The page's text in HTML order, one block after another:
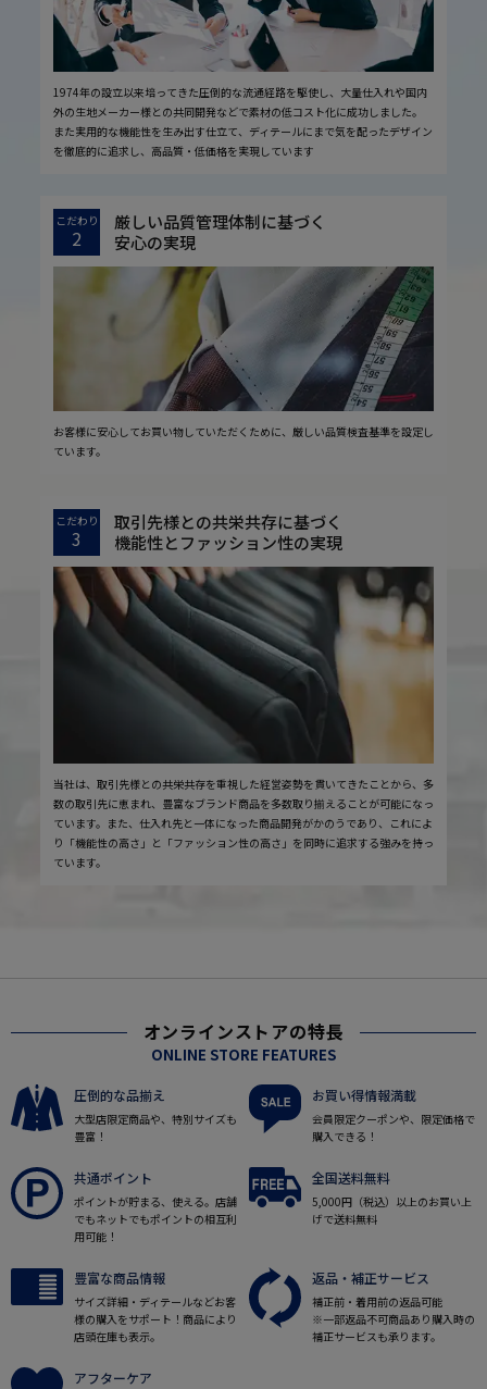
1974年の設立以来培ってきた圧倒的な流通経路を駆使し、大量仕入れや国内
外の生地メーカー様との共同開発などで素材の低コスト化に成功しました。
また実用的な機能性を生み出す仕立て、ディテールにまで気を配ったデザイン
を徹底的に追求し、高品質・低価格を実現しています
こだわり
2
厳しい品質管理体制に基づく
安心の実現
お客様に安心してお買い物していただくために、厳しい品質検査基準を設定し
ています。
こだわり
3
取引先様との共栄共存に基づく
機能性とファッション性の実現
当社は、取引先様との共栄共存を重視した経営姿勢を貫いてきたことから、多
数の取引先に恵まれ、豊富なブランド商品を多数取り揃えることが可能になっ
ています。また、仕入れ先と一体になった商品開発がかのうであり、これによ
り「機能性の高さ」と「ファッション性の高さ」を同時に追求する強みを持っ
ています。
オンラインストアの特長
ONLINE STORE FEATURES
圧倒的な品揃え
大型店限定商品や、特別サイズも
豊富！
お買い得情報満載
会員限定クーポンや、限定価格で
購入できる！
共通ポイント
ポイントが貯まる、使える。店舗
でもネットでもポイントの相互利
用可能！
全国送料無料
5,000円（税込）以上のお買い上
げで送料無料
豊富な商品情報
サイズ詳細・ディテールなどお客
様の購入をサポート！商品により
店頭在庫も表示。
返品・補正サービス
補正前・着用前の返品可能
※一部返品不可商品あり購入時の
補正サービスも承ります。
アフターケア